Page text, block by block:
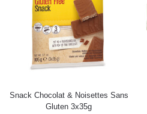
Snack Chocolat & Noisettes Sans
Gluten 3x35g